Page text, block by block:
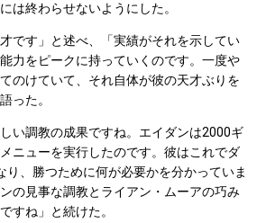
は終わらせないようにした。
です」と述べ、「実績がそれを示してい
力をピークに持っていくのです。一度や
のけていて、それ自体が彼の天才ぶりを
った。
い調教の成果ですね。エイダンは2000ギ
ニューを実行したのです。彼はこれでダ
り、勝つために何が必要かを分かっていま
の見事な調教とライアン・ムーアの巧み
すね」と続けた。